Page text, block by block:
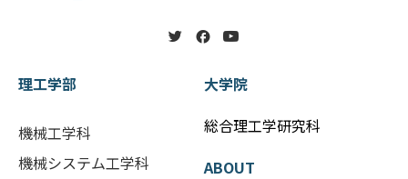
理工学部
機械工学科
機械システム工学科
大学院
総合理工学研究科
ABOUT